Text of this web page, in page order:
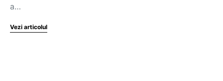
a…
Vezi articolul